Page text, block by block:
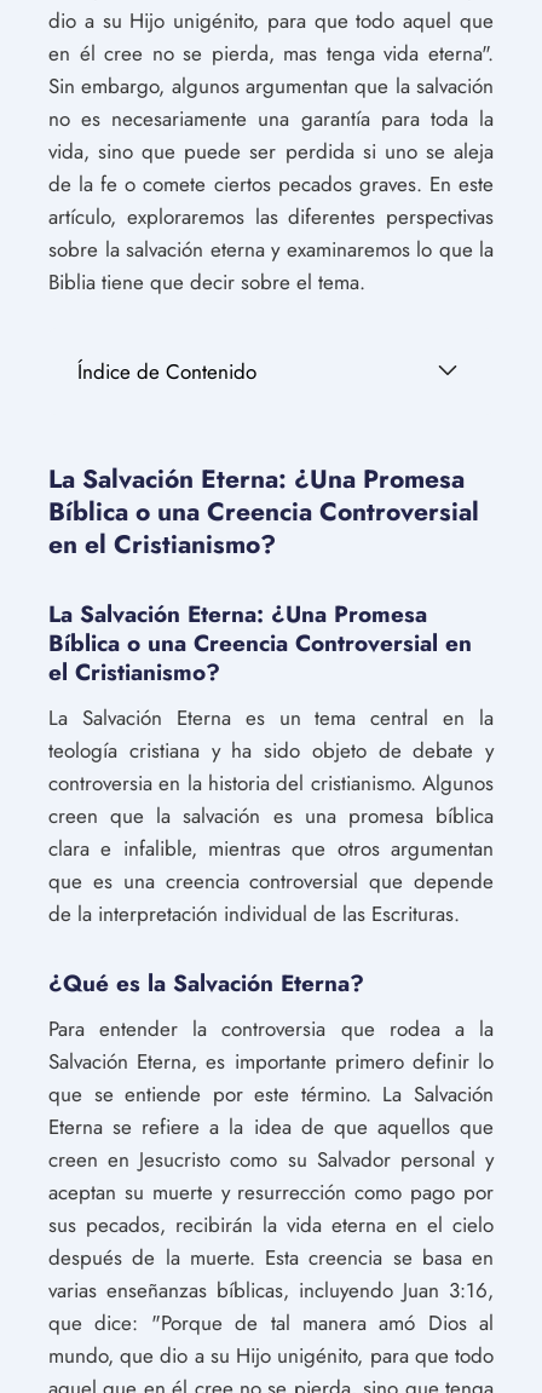
dio a su Hijo unigénito, para que todo aquel que
en él cree no se pierda, mas tenga vida eterna".
Sin embargo, algunos argumentan que la salvación
no es necesariamente una garantía para toda la
vida, sino que puede ser perdida si uno se aleja
de la fe o comete ciertos pecados graves. En este
artículo, exploraremos las diferentes perspectivas
sobre la salvación eterna y examinaremos lo que la
Biblia tiene que decir sobre el tema.
Índice de Contenido
La Salvación Eterna: ¿Una Promesa
Bíblica o una Creencia Controversial
en el Cristianismo?
La Salvación Eterna: ¿Una Promesa
Bíblica o una Creencia Controversial en
el Cristianismo?
La Salvación Eterna es un tema central en la
teología cristiana y ha sido objeto de debate y
controversia en la historia del cristianismo. Algunos
creen que la salvación es una promesa bíblica
clara e infalible, mientras que otros argumentan
que es una creencia controversial que depende
de la interpretación individual de las Escrituras.
¿Qué es la Salvación Eterna?
Para entender la controversia que rodea a la
Salvación Eterna, es importante primero definir lo
que se entiende por este término. La Salvación
Eterna se refiere a la idea de que aquellos que
creen en Jesucristo como su Salvador personal y
aceptan su muerte y resurrección como pago por
sus pecados, recibirán la vida eterna en el cielo
después de la muerte. Esta creencia se basa en
varias enseñanzas bíblicas, incluyendo Juan 3:16,
que dice: "Porque de tal manera amó Dios al
mundo, que dio a su Hijo unigénito, para que todo